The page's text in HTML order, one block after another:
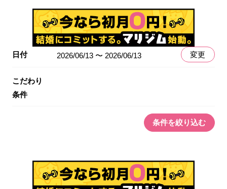
日付 2026/06/13 〜 2026/06/13 変更
こだわり
条件
条件を絞り込む